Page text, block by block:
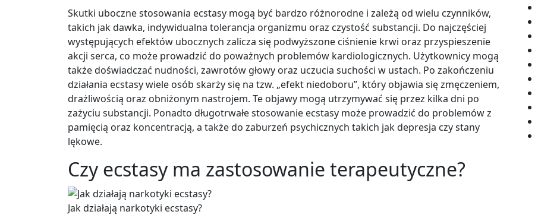
Skutki uboczne stosowania ecstasy mogą być bardzo różnorodne i zależą od wielu czynników,
takich jak dawka, indywidualna tolerancja organizmu oraz czystość substancji. Do najczęściej
występujących efektów ubocznych zalicza się podwyższone ciśnienie krwi oraz przyspieszenie
akcji serca, co może prowadzić do poważnych problemów kardiologicznych. Użytkownicy mogą
także doświadczać nudności, zawrotów głowy oraz uczucia suchości w ustach. Po zakończeniu
działania ecstasy wiele osób skarży się na tzw. „efekt niedoboru”, który objawia się zmęczeniem,
drażliwością oraz obniżonym nastrojem. Te objawy mogą utrzymywać się przez kilka dni po
zażyciu substancji. Ponadto długotrwałe stosowanie ecstasy może prowadzić do problemów z
pamięcią oraz koncentracją, a także do zaburzeń psychicznych takich jak depresja czy stany
lękowe.
Czy ecstasy ma zastosowanie terapeutyczne?
Jak działają narkotyki ecstasy?